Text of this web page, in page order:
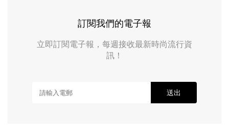
訂閱我們的電子報
立即訂閱電子報，每週接收最新時尚流行資
訊！
送出